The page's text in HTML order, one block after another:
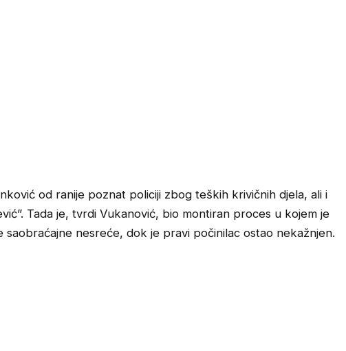
od ranije poznat policiji zbog teških krivičnih djela, ali i
Tada je, tvrdi Vukanović, bio montiran proces u kojem je
saobraćajne nesreće, dok je pravi počinilac ostao nekažnjen.